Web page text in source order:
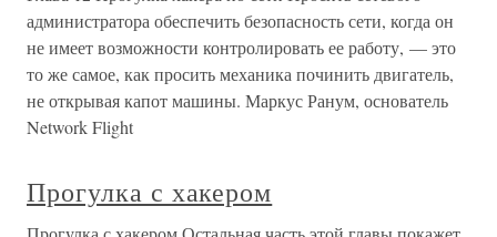
администратора обеспечить безопасность сети, когда он
не имеет возможности контролировать ее работу, — это
то же самое, как просить механика починить двигатель,
не открывая капот машины. Маркус Ранум, основатель
Network Flight
Прогулка с хакером